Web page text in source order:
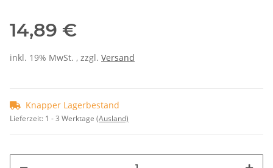
14,89 €
inkl. 19% MwSt. , zzgl. Versand
Knapper Lagerbestand
Lieferzeit: 1 - 3 Werktage (Ausland)